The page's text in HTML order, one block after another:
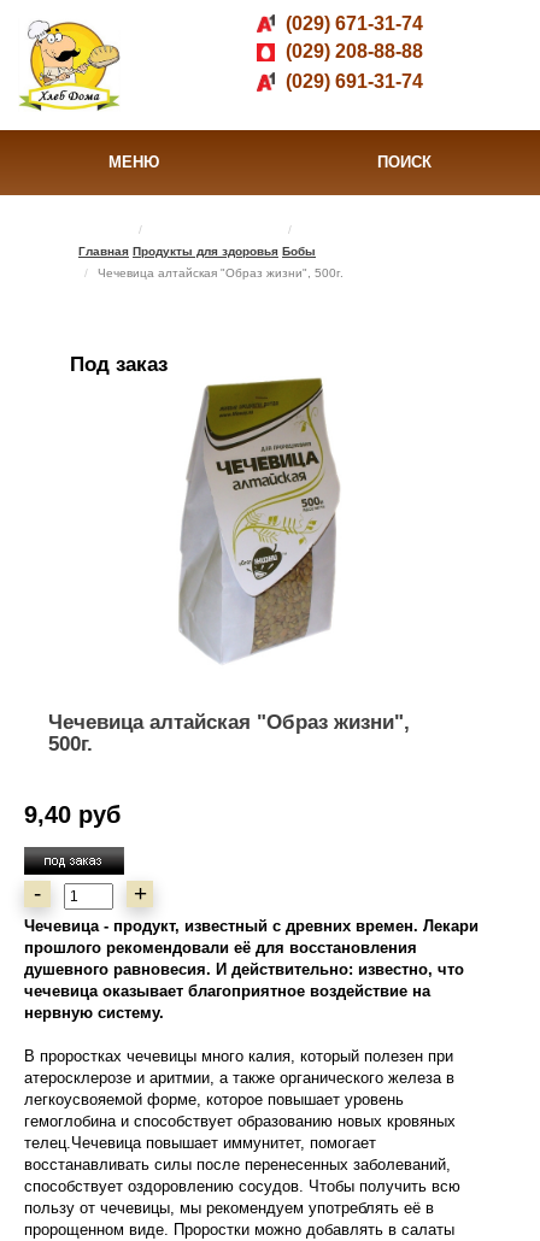
(029) 671-31-74
(029) 208-88-88
(029) 691-31-74
МЕНЮ ПОИСК
Главная Продукты для здоровья Бобы
Чечевица алтайская "Образ жизни", 500г.
Под заказ
Чечевица алтайская "Образ жизни",
500г.
9,40 руб
- +
Чечевица - продукт, известный с древних времен. Лекари
прошлого рекомендовали её для восстановления
душевного равновесия. И действительно: известно, что
чечевица оказывает благоприятное воздействие на
нервную систему.
В проростках чечевицы много калия, который полезен при
атеросклерозе и аритмии, а также органического железа в
легкоусвояемой форме, которое повышает уровень
гемоглобина и способствует образованию новых кровяных
телец.Чечевица повышает иммунитет, помогает
восстанавливать силы после перенесенных заболеваний,
способствует оздоровлению сосудов. Чтобы получить всю
пользу от чечевицы, мы рекомендуем употреблять её в
пророщенном виде. Проростки можно добавлять в салаты